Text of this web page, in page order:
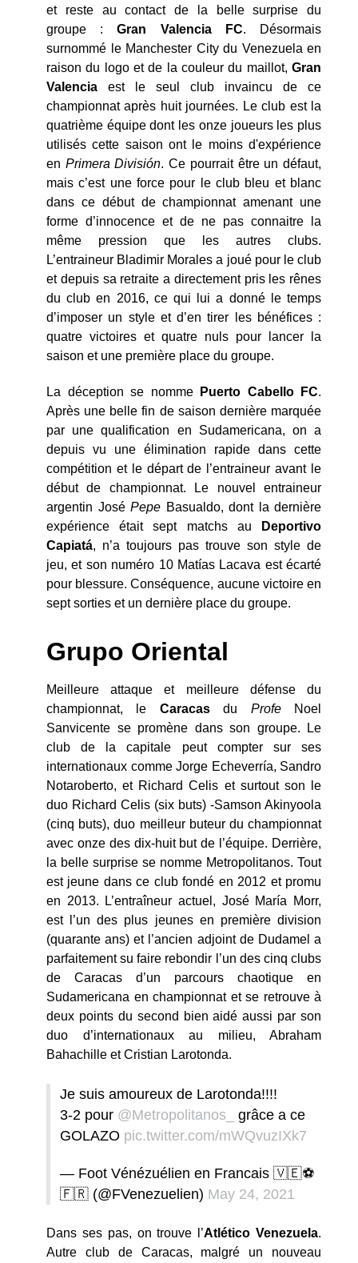
et reste au contact de la belle surprise du
groupe :Gran Valencia FC. Désormais
surnommé le Manchester City du Venezuela en
raison du logo et de la couleur du maillot, Gran
Valencia est le seul club invaincu de ce
championnat après huit journées. Le club est la
quatrième équipe dont les onze joueurs les plus
utilisés cette saison ont le moins d'expérience
en Primera División. Ce pourrait être un défaut,
mais c’est une force pour le club bleu et blanc
dans ce début de championnat amenant une
forme d’innocence et de ne pas connaitre la
même pression que les autres clubs.
L’entraineur Bladimir Morales a joué pour le club
et depuis sa retraite a directement pris les rênes
du club en 2016, ce qui lui a donné le temps
d’imposer un style et d’en tirer les bénéfices :
quatre victoires et quatre nuls pour lancer la
saison et une première place du groupe.
La déception se nomme Puerto Cabello FC.
Après une belle fin de saison dernière marquée
par une qualification en Sudamericana, on a
depuis vu une élimination rapide dans cette
compétition et le départ de l’entraineur avant le
début de championnat. Le nouvel entraineur
argentin José Pepe Basualdo, dont la dernière
expérience était sept matchs au
Deportivo
Capiatá, n’a toujours pas trouve son style de
jeu, et son numéro 10 Matías Lacava est écarté
pour blessure. Conséquence, aucune victoire en
sept sorties et un dernière place du groupe.
Grupo Oriental
Meilleure attaque et meilleure défense du
championnat, le Caracasdu ProfeNoel
Sanvicente se promène dans son groupe. Le
club de la capitale peut compter sur ses
internationaux comme Jorge Echeverría, Sandro
Notaroberto, et Richard Celis et surtout son le
duo Richard Celis (six buts) -Samson Akinyoola
(cinq buts), duo meilleur buteur du championnat
avec onze des dix-huit but de l’équipe. Derrière,
la belle surprise se nomme Metropolitanos. Tout
est jeune dans ce club fondé en 2012 et promu
en 2013. L’entraîneur actuel, José María Morr,
est l’un des plus jeunes en première division
(quarante ans) et l’ancien adjoint de Dudamel a
parfaitement su faire rebondir l’un des cinq clubs
de Caracas d’un parcours chaotique en
Sudamericana en championnat et se retrouve à
deux points du second bien aidé aussi par son
duo d’internationaux au milieu, Abraham
Bahachille et Cristian Larotonda.
Je suis amoureux de Larotonda!!!!
3-2 pour @Metropolitanos_
grâce a ce
GOLAZO pic.twitter.com/mWQvuzIXk7
— Foot Vénézuélien en Francais 🇻🇪⚽️
🇫🇷 (@FVenezuelien) May 24, 2021
Dans ses pas, on trouve l’Atlético Venezuela.
Autre club de Caracas, malgré un nouveau